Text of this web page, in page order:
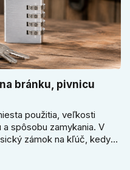
bránku, pivnicu
použitia, veľkosti
spôsobu zamykania. V
zámok na kľúč, kedy
domčeku neoplatí